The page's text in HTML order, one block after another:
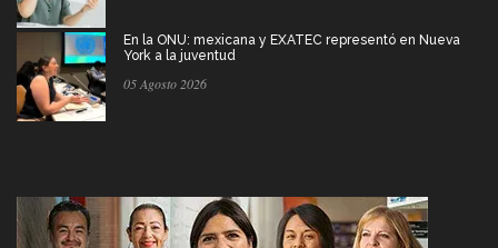
En la ONU: mexicana y EXATEC representó en Nueva
York a la juventud
05 Agosto 2026